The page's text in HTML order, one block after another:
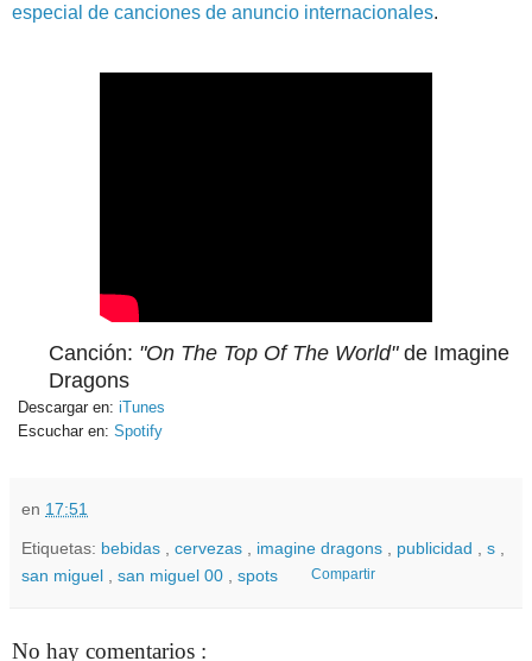
especial de canciones de anuncio internacionales.
Canción: "On The Top Of The World"de Imagine
Dragons
Descargar en: iTunes
Escuchar en: Spotify
en 17:51
Etiquetas: bebidas cervezas imagine dragons publicidad s
san miguel
san miguel 00 spots Compartir
No hay comentarios :